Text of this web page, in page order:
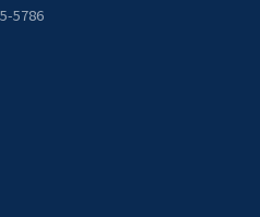
5786